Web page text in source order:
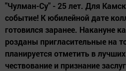
"Чулман-Су" - 25 лет. Для
событие! К юбилейной дате
готовился заранее. Накануне
розданы пригласительные на
планируется отметить в
чествование и признание